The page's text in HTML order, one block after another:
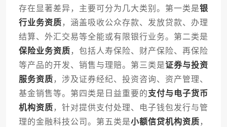
存在显著差异，主要可分为几大类别。第一类是银
行业务资质 ，涵盖吸收公众存款、发放贷款、办理
结算、外汇交易等全能或有限银行业务。第二类是
保险业务资质 ，包括人寿保险、财产保险、再保险
等产品的开发、销售与理赔。第三类是证券与投资
服务资质 ，涉及证券经纪、投资咨询、资产管理、
基金销售等。第四类是日益重要的支付与电子货币
机构资质 ，针对提供支付处理、电子钱包发行与管
理的金融科技公司。第五类是小额信贷机构资质 ，